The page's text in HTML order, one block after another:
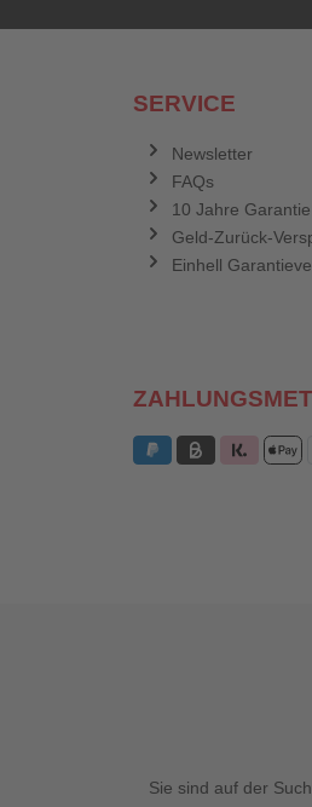
SERVICE
Newsletter
FAQs
10 Jahre Garantie
Geld-Zurück-
Einhell
Sie sind auf der